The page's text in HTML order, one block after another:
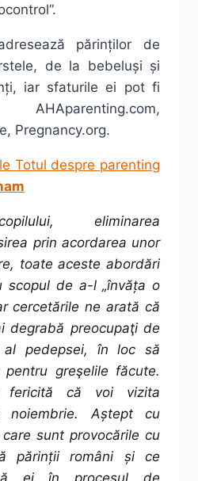
părinților de
de la bebeluși și
iar sfaturile ei pot fi
Pregnancy.org.
Totul despre parenting
eliminarea
prin acordarea unor
toate aceste abordări
scopul de a-l „învăța o
cercetările ne arată că
degrabă preocupaţi de
al pedepsei, în loc să
pentru greşelile făcute.
fericită că voi vizita
noiembrie. Aștept cu
sunt provocările cu
părinții români și ce
ei în procesul de